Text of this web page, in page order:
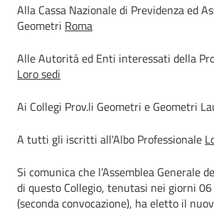
Alla Cassa Nazionale di Previdenza ed
Geometri Roma
Alle Autorità ed Enti interessati della
Loro sedi
Ai Collegi Prov.li Geometri e Geometri
A tutti gli iscritti all'Albo Professionale
Si comunica che l’Assemblea Generale
di questo Collegio, tenutasi nei giorni
(seconda convocazione), ha eletto il